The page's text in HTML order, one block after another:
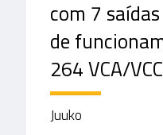
com 7
de
264 VCA/VCC
Juuko